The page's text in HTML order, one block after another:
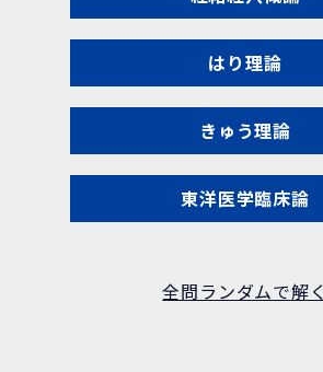
はり理論
きゅう理論
東洋医学臨床論
全問ランダムで解く